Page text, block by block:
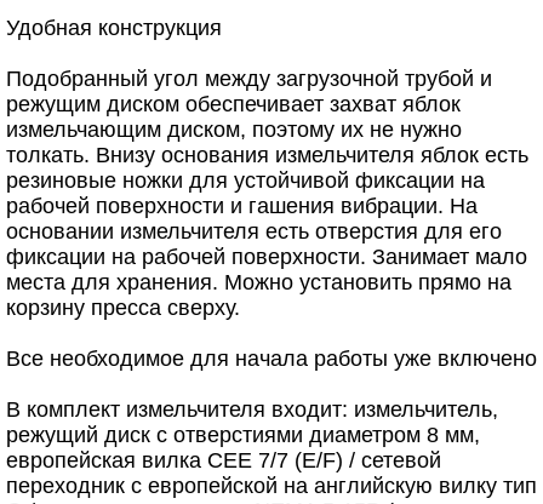
Удобная конструкция
Подобранный угол между загрузочной трубой и
режущим диском обеспечивает захват яблок
измельчающим диском, поэтому их не нужно
толкать. Внизу основания измельчителя яблок есть
резиновые ножки для устойчивой фиксации на
рабочей поверхности и гашения вибрации. На
основании измельчителя есть отверстия для его
фиксации на рабочей поверхности. Занимает мало
места для хранения. Можно установить прямо на
корзину пресса сверху.
Все необходимое для начала работы уже включено
В комплект измельчителя входит: измельчитель,
режущий диск с отверстиями диаметром 8 мм,
европейская вилка CEE 7/7 (E/F) / сетевой
переходник с европейской на английскую вилку тип